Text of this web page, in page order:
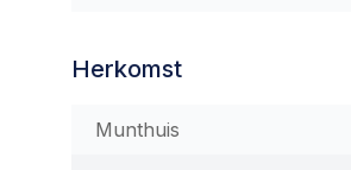
Herkomst
Munthuis